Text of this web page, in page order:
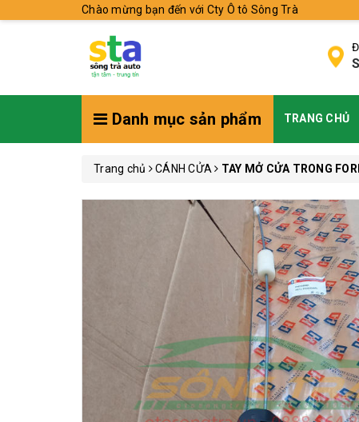
Chào mừng bạn đến với Cty Ô tô Sông Trà
Danh mục sản phẩm TRANG CHỦ
Trang chủ CÁNH CỬA TAY MỞ CỬA TRONG